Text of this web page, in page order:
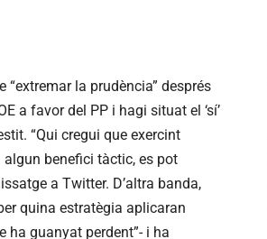
la prudència” després
a favor del PP i hagi situat el ‘sí’
“Qui cregui que exercint
benefici tàctic, es pot
a Twitter. D’altra banda,
quina estratègia aplicaran
ha guanyat perdent”- i ha